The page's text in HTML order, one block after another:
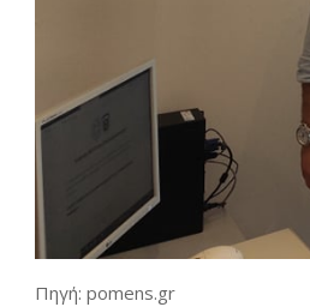
Πηγή: pomens.gr